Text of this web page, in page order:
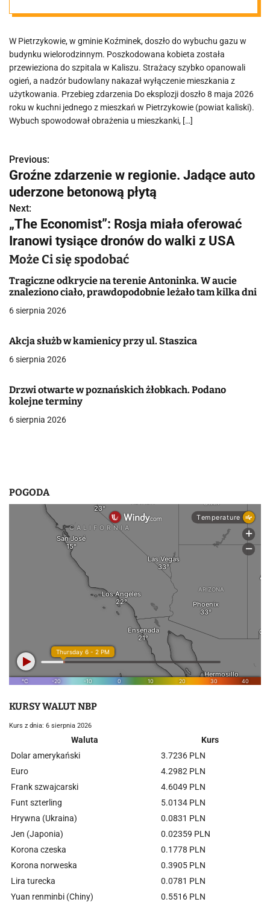
Pietrzykowie
W Pietrzykowie, w gminie Koźminek, doszło do wybuchu gazu w
budynku wielorodzinnym. Poszkodowana kobieta została
przewieziona do szpitala w Kaliszu. Strażacy szybko opanowali
ogień, a nadzór budowlany nakazał wyłączenie mieszkania z
użytkowania. Przebieg zdarzenia Do eksplozji doszło 8 maja 2026
roku w kuchni jednego z mieszkań w Pietrzykowie (powiat kaliski).
Wybuch spowodował obrażenia u mieszkanki, […]
N
a
w
i
g
a
c
a
p
i
Previous:
Groźne zdarzenie w regionie. Jadące auto
uderzone betonową płytą
Next:
„The Economist”: Rosja miała oferować
Iranowi tysiące dronów do walki z USA
Może Ci się spodobać
Tragiczne odkrycie na terenie Antoninka. W aucie
znaleziono ciało, prawdopodobnie leżało tam kilka dni
6 sierpnia 2026
Akcja służb w kamienicy przy ul. Staszica
6 sierpnia 2026
Drzwi otwarte w poznańskich żłobkach. Podano
kolejne terminy
6 sierpnia 2026
POGODA
KURSY WALUT NBP
Kurs z dnia: 6 sierpnia 2026
Waluta
Kurs
Dolar amerykański
3.7236 PLN
Euro
4.2982 PLN
Frank szwajcarski
4.6049 PLN
Funt szterling
5.0134 PLN
Hrywna (Ukraina)
0.0831 PLN
Jen (Japonia)
0.02359 PLN
Korona czeska
0.1778 PLN
Korona norweska
0.3905 PLN
Lira turecka
0.0781 PLN
Yuan renminbi (Chiny)
0.5516 PLN